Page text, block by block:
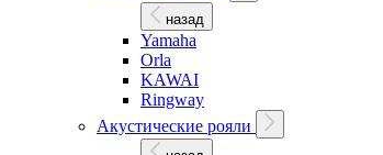
назад
Yamaha
Orla
KAWAI
Ringway
Акустические рояли